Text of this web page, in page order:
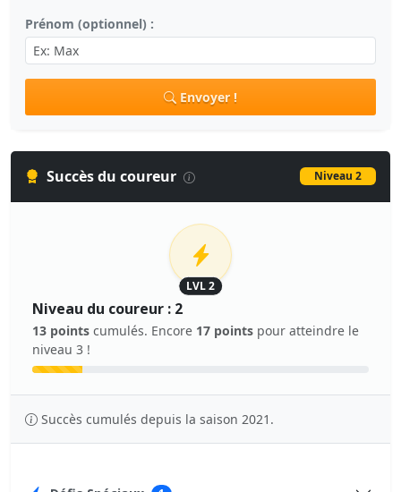
Prénom (optionnel) :
Envoyer !
Succès du coureur Niveau 2
LVL 2
Niveau du coureur : 2
13 points cumulés. Encore 17 points pour atteindre le
niveau 3 !
Succès cumulés depuis la saison 2021.